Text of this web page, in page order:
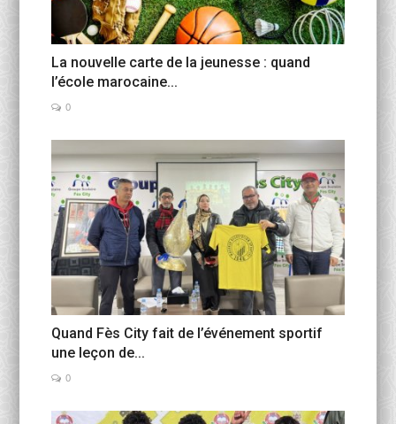
La nouvelle carte de la jeunesse : quand
l’école marocaine...
0
Quand Fès City fait de l’événement sportif
une leçon de...
0